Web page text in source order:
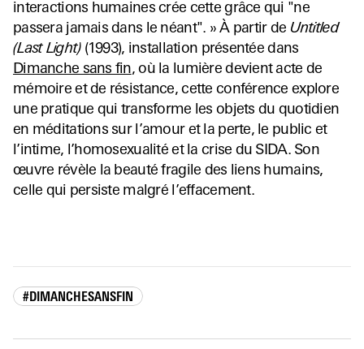
interactions humaines crée cette grâce qui "ne
passera jamais dans le néant". » À partir de Untitled
(Last Light)(1993), installation présentée dans
Dimanche sans fin, où la lumière devient acte de
mémoire et de résistance, cette conférence explore
une pratique qui transforme les objets du quotidien
en méditations sur l’amour et la perte, le public et
l’intime, l’homosexualité et la crise du SIDA. Son
œuvre révèle la beauté fragile des liens humains,
celle qui persiste malgré l’effacement.
#DIMANCHESANSFIN